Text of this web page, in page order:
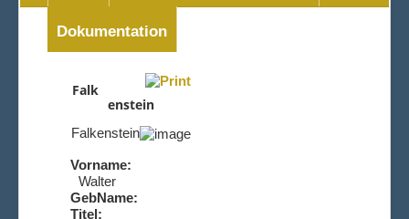
Dokumentation
Falk
enstein
Falkenstein
Vorname:
Walter
GebName:
Titel: